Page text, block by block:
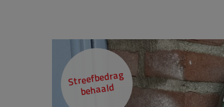
Streefbedrag
behaald